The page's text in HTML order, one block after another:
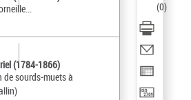
(1784-1866)
sourds-muets à
(0)